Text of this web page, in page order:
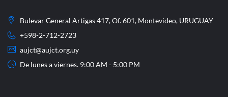
Bulevar General Artigas 417, Of. 601, Montevideo, URUGUAY
+598-2-712-2723
aujct@aujct.org.uy
De lunes a viernes. 9:00 AM - 5:00 PM